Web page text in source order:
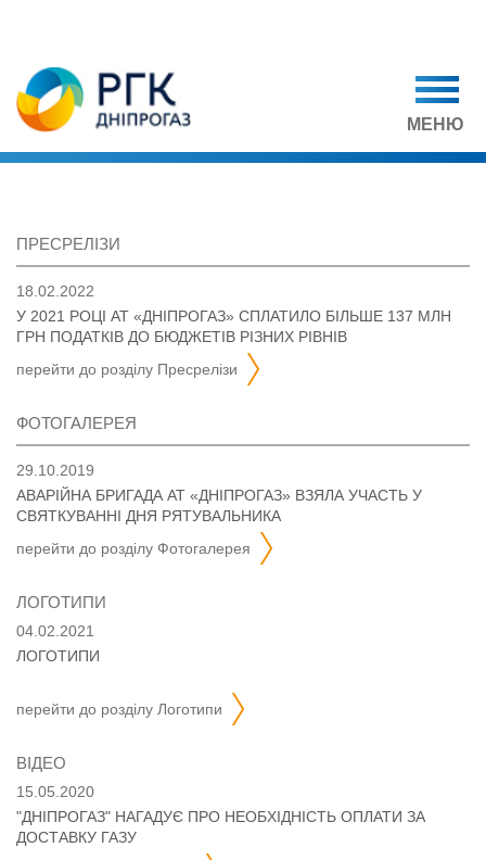
МЕНЮ
ПРЕСРЕЛІЗИ
18.02.2022
У 2021 РОЦІ АТ «ДНІПРОГАЗ» СПЛАТИЛО БІЛЬШЕ 137 МЛН
ГРН ПОДАТКІВ ДО БЮДЖЕТІВ РІЗНИХ РІВНІВ
перейти до розділу
пресрелізи
ФОТОГАЛЕРЕЯ
29.10.2019
АВАРІЙНА БРИГАДА АТ «ДНІПРОГАЗ» ВЗЯЛА УЧАСТЬ У
СВЯТКУВАННІ ДНЯ РЯТУВАЛЬНИКА
перейти до розділу
фотогалерея
ЛОГОТИПИ
04.02.2021
ЛОГОТИПИ
перейти до розділу логотипи
ВІДЕО
15.05.2020
"ДНІПРОГАЗ" НАГАДУЄ ПРО НЕОБХІДНІСТЬ ОПЛАТИ ЗА
ДОСТАВКУ ГАЗУ